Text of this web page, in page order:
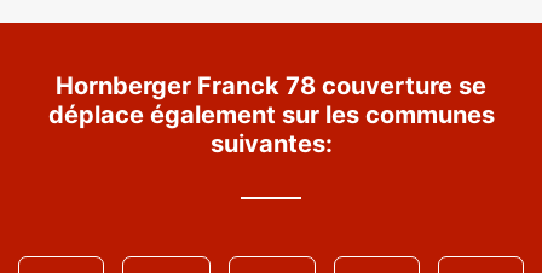
Hornberger Franck 78 couverture se
déplace également sur les communes
suivantes: